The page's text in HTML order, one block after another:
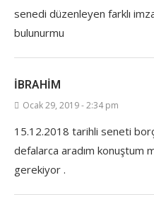
senedi düzenleyen farklı
bulunurmu
İBRAHIM
Ocak 29, 2019 - 2:34 pm
15.12.2018 tarihli seneti
defalarca aradım konuştum
gerekiyor .